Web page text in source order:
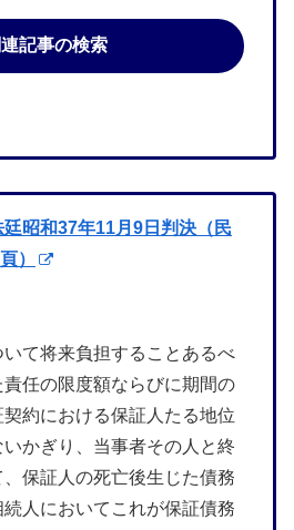
記事の検索
昭和37年11月9日判決（民
）
て将来負担することあるべ
任の限度額ならびに期間の
約における保証人たる地位
かぎり、当事者その人と終
保証人の死亡後生じた債務
人においてこれが保証債務